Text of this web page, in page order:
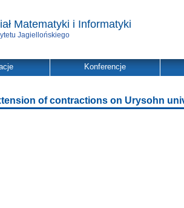
Matematyki i Informatyki
Jagiellońskiego
Konferencje
of contractions on Urysohn